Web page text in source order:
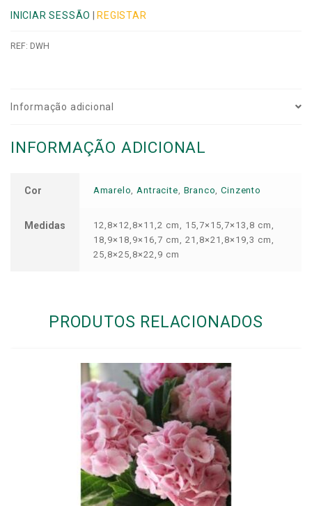
INICIAR SESSÃO REGISTAR
REF: DWH
Informação adicional
INFORMAÇÃO ADICIONAL
Cor Amarelo,Antracite, Branco,Cinzento
Medidas
12,8×12,8×11,2 cm, 15,7×15,7×13,8 cm,
18,9×18,9×16,7 cm, 21,8×21,8×19,3 cm,
25,8×25,8×22,9 cm
PRODUTOS RELACIONADOS